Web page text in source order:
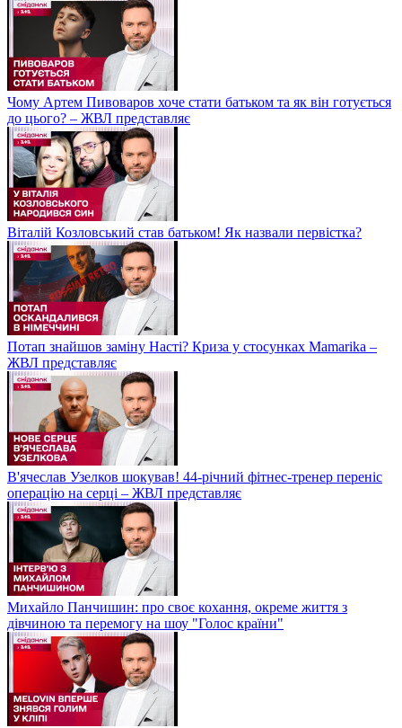
Чому Артем Пивоваров хоче стати батьком та як він готується
до цього? – ЖВЛ представляє
Віталій Козловський став батьком! Як назвали первістка?
Потап знайшов заміну Насті? Криза у стосунках Mamarika –
ЖВЛ представляє
В'ячеслав Узелков шокував! 44-річний фітнес-тренер переніс
операцію на серці – ЖВЛ представляє
Михайло Панчишин: про своє кохання, окреме життя з
дівчиною та перемогу на шоу "Голос країни"